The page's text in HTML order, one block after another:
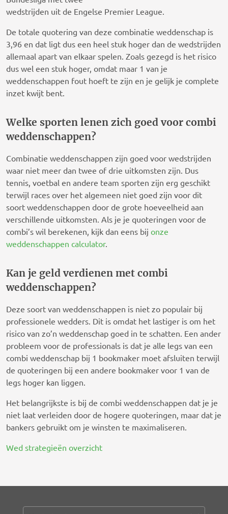
wedstrijden uit de Engelse Premier League.
De totale quotering van deze combinatie weddenschap is
3,96 en dat ligt dus een heel stuk hoger dan de wedstrijden
allemaal apart van elkaar spelen. Zoals gezegd is het risico
dus wel een stuk hoger, omdat maar 1 van je
weddenschappen fout hoeft te zijn en je gelijk je complete
inzet kwijt bent.
Welke sporten lenen zich goed voor combi
weddenschappen?
Combinatie weddenschappen zijn goed voor wedstrijden
waar niet meer dan twee of drie uitkomsten zijn. Dus
tennis, voetbal en andere team sporten zijn erg geschikt
terwijl races over het algemeen niet goed zijn voor dit
soort weddenschappen door de grote hoeveelheid aan
verschillende uitkomsten. Als je je quoteringen voor de
combi’s wil berekenen, kijk dan eens bij onze
weddenschappen calculator.
Kan je geld verdienen met combi
weddenschappen?
Deze soort van weddenschappen is niet zo populair bij
professionele wedders. Dit is omdat het lastiger is om het
risico van zo’n weddenschap goed in te schatten. Een ander
probleem voor de professionals is dat je alle legs van een
combi weddenschap bij 1 bookmaker moet afsluiten terwijl
de quoteringen bij een andere bookmaker voor 1 van de
legs hoger kan liggen.
Het belangrijkste is bij de combi weddenschappen dat je je
niet laat verleiden door de hogere quoteringen, maar dat je
bankers gebruikt om je winsten te maximaliseren.
Wed strategieën overzicht